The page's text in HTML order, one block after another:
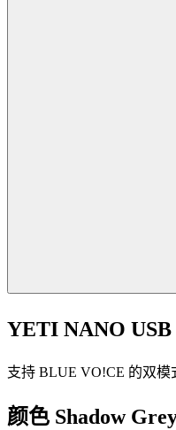
YETI NANO
支持 BLUE VO!CE 的双模
颜色 Shadow